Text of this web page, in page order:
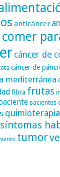
anticáncer
comer
cáncer de
cáncer de
mediterránea
fibra frutas
pacientes
quimioterapia
tumor